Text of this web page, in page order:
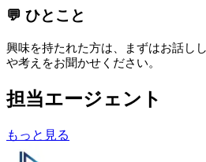
💬 ひとこと
興味を持たれた方は、まずはお話し
や考えをお聞かせください。
担当エージェント
もっと見る